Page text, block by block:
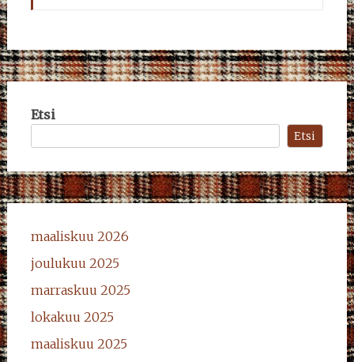
Etsi
Etsi
maaliskuu 2026
joulukuu 2025
marraskuu 2025
lokakuu 2025
maaliskuu 2025